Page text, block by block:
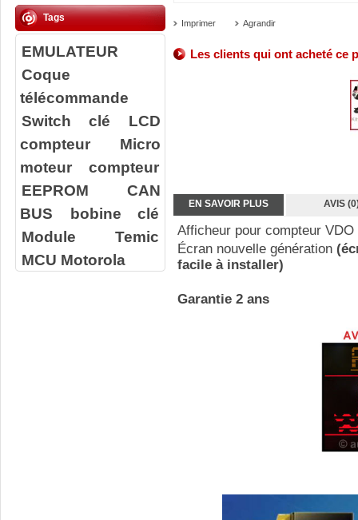
Tags
EMULATEUR
Coque
télécommande
Switch clé
LCD
compteur
Micro
moteur compteur
EEPROM
CAN
BUS
bobine clé
Module Temic
MCU Motorola
Imprimer Agrandir
Les clients qui ont acheté ce
EN SAVOIR PLUS AVIS
Afficheur pour compteur
Écran nouvelle génération
facile à installer)
Garantie 2 ans